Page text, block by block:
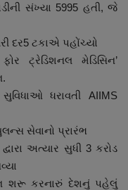
સંખ્યા 5995 હતી, જે
દર5 ટકાએ પહોંચ્યો
ટ્રેડિશનલ મેડિસિન’
ધરાવતી AIIMS
સેવાનો પ્રારંભ
અત્યાર સુધી 3 કરોડ
શરૂ કરનારું દેશનું પહેલું